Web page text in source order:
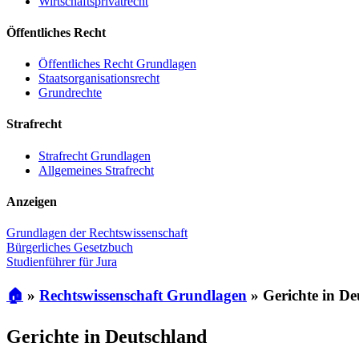
Öffentliches Recht
Öffentliches Recht Grundlagen
Staatsorganisationsrecht
Grundrechte
Strafrecht
Strafrecht Grundlagen
Allgemeines Strafrecht
Anzeigen
Grundlagen der Rechtswissenschaft
Bürgerliches Gesetzbuch
Studienführer für Jura
🏠 » Rechtswissenschaft Grundlagen » Gerichte in
Gerichte in Deutschland